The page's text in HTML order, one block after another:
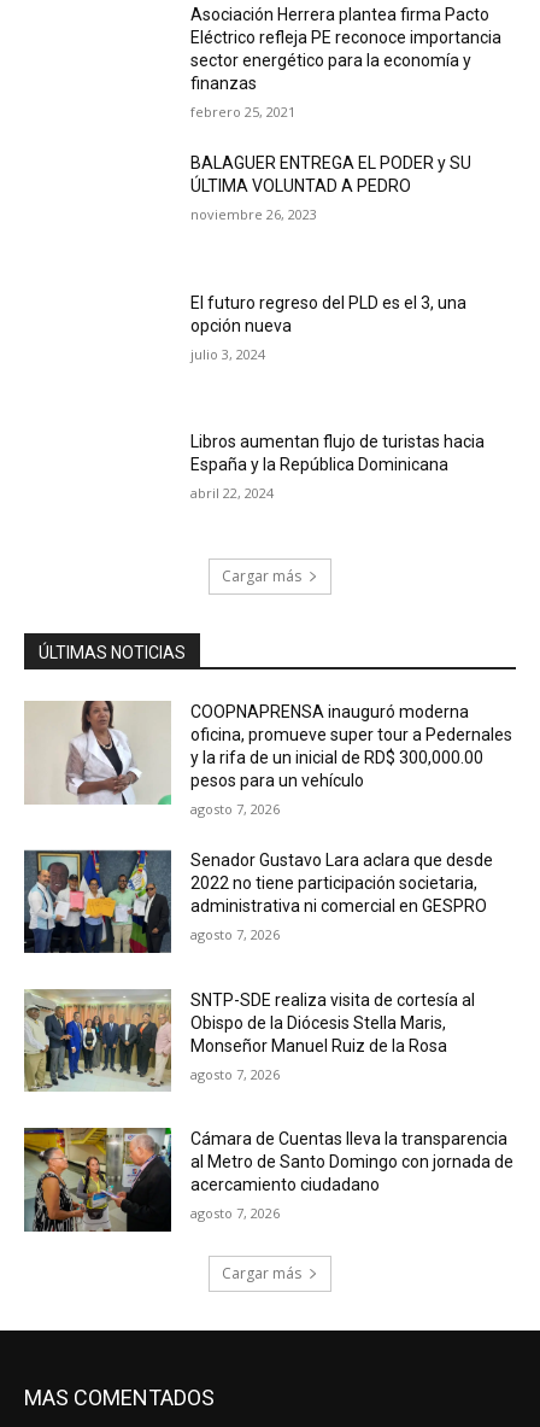
Asociación Herrera plantea firma Pacto
Eléctrico refleja PE reconoce importancia
sector energético para la economía y
finanzas
febrero 25, 2021
BALAGUER ENTREGA EL PODER y SU
ÚLTIMA VOLUNTAD A PEDRO
noviembre 26, 2023
El futuro regreso del PLD es el 3, una
opción nueva
julio 3, 2024
Libros aumentan flujo de turistas hacia
España y la República Dominicana
abril 22, 2024
Cargar más
ÚLTIMAS NOTICIAS
COOPNAPRENSA inauguró moderna
oficina, promueve super tour a Pedernales
y la rifa de un inicial de RD$ 300,000.00
pesos para un vehículo
agosto 7, 2026
Senador Gustavo Lara aclara que desde
2022 no tiene participación societaria,
administrativa ni comercial en GESPRO
agosto 7, 2026
SNTP-SDE realiza visita de cortesía al
Obispo de la Diócesis Stella Maris,
Monseñor Manuel Ruiz de la Rosa
agosto 7, 2026
Cámara de Cuentas lleva la transparencia
al Metro de Santo Domingo con jornada de
acercamiento ciudadano
agosto 7, 2026
Cargar más
MAS COMENTADOS